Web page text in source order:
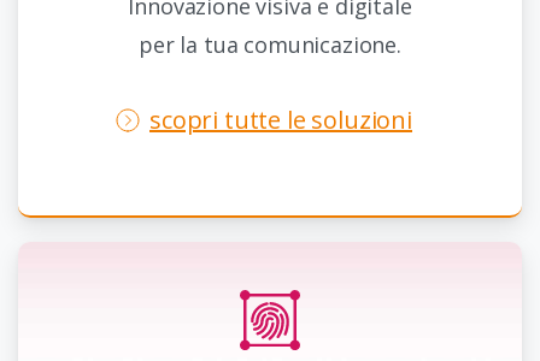
Innovazione visiva e digitale
per la tua comunicazione.
scopri tutte le soluzioni